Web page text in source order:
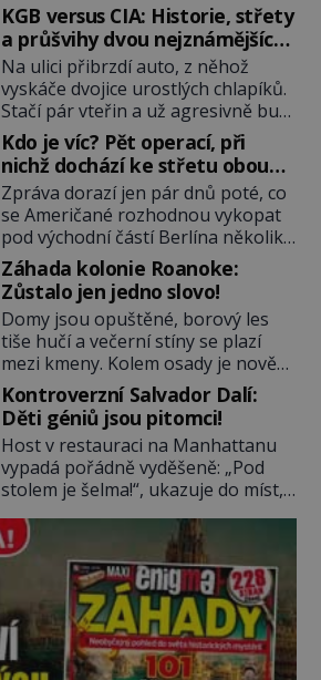
KGB versus CIA: Historie, střety
a průšvihy dvou nejznámějších
tajných služeb historie
Na ulici přibrzdí auto, z něhož
vyskáče dvojice urostlých chlapíků.
Stačí pár vteřin a už agresivně buší
na dveře. O další okamžik později
vlečou nebožáka do auta, a pak už
ho nikdy nikdo nespatří. Dostal se
totiž do rukou všemocné KGB. Jako
sourozenci, kteří si nemohou přijít
na jméno. Neustále se předhání v
plánování sabotáží, […]
Kdo je víc? Pět operací, při
nichž dochází ke střetu obou
tajných služeb
Zpráva dorazí jen pár dnů poté, co
se Američané rozhodnou vykopat
pod východní částí Berlína několik
stovek metrů dlouhý tunel. Sověti
na sobě nenechají nic znát a
nechají nepřítele, aby si myslel, že
je přechytračil. Cennou informaci
jim dodá jeden z agentů. Oba
tábory jsou zvyklé působit v pozadí
a podle situace tlačit, jak oni […]
Záhada kolonie Roanoke:
Zůstalo jen jedno slovo!
Domy jsou opuštěné, borový les
tiše hučí a večerní stíny se plazí
mezi kmeny. Kolem osady je nově
postavená palisáda, ale ani to
nejspíš nedokáže osadníky
zachránit. Muži, ženy, děti – všichni
jsou pryč. Nadobro a navždycky!
Kapitán John White (asi 1539–1593)
v srpnu 1587 naposledy zamává
své právě narozené vnučce a
vstoupí na palubu. Nechce […]
Kontroverzní Salvador Dalí:
Děti géniů jsou pitomci!
Host v restauraci na Manhattanu
vypadá pořádně vyděšeně: „Pod
stolem je šelma!“, ukazuje do míst,
Dalí nohy. „Není důvod k obavám,
to je obyčejná kočka přemalovaná
v op art designu,“ uklidňuje ho
malíř. Zabere to. Tato „kočka“ je
jeho miláčkem, jmenuje se Babou a
ve skutečnosti je to ocelot. Babou
[…]